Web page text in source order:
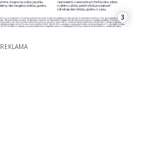
3
REKLAMA